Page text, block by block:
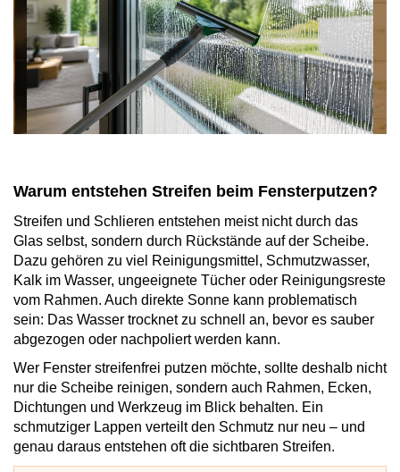
Warum entstehen Streifen beim Fensterputzen?
Streifen und Schlieren entstehen meist nicht durch das
Glas selbst, sondern durch Rückstände auf der Scheibe.
Dazu gehören zu viel Reinigungsmittel, Schmutzwasser,
Kalk im Wasser, ungeeignete Tücher oder Reinigungsreste
vom Rahmen. Auch direkte Sonne kann problematisch
sein: Das Wasser trocknet zu schnell an, bevor es sauber
abgezogen oder nachpoliert werden kann.
Wer Fenster streifenfrei putzen möchte, sollte deshalb nicht
nur die Scheibe reinigen, sondern auch Rahmen, Ecken,
Dichtungen und Werkzeug im Blick behalten. Ein
schmutziger Lappen verteilt den Schmutz nur neu – und
genau daraus entstehen oft die sichtbaren Streifen.